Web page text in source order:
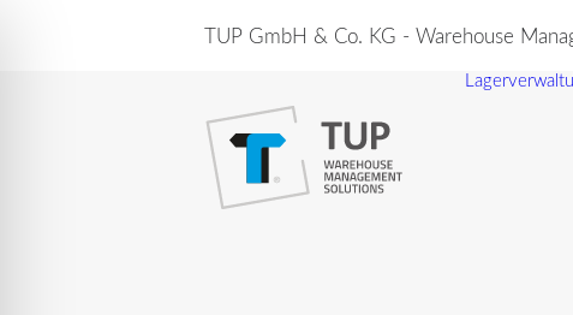
TUP GmbH & Co. KG - Warehouse